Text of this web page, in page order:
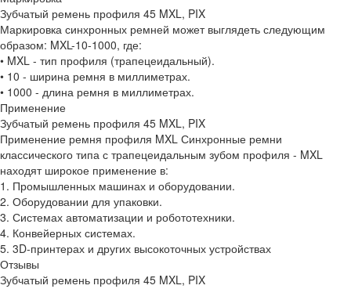
Зубчатый ремень профиля 45 MXL, PIX
Маркировка синхронных ремней может выглядеть следующим
образом: MXL-10-1000, где:
• MXL - тип профиля (трапецеидальный).
• 10 - ширина ремня в миллиметрах.
• 1000 - длина ремня в миллиметрах.
Применение
Зубчатый ремень профиля 45 MXL, PIX
Применение ремня профиля MXL Синхронные ремни
классического типа с трапецеидальным зубом профиля - MXL
находят широкое применение в:
1. Промышленных машинах и оборудовании.
2. Оборудовании для упаковки.
3. Системах автоматизации и робототехники.
4. Конвейерных системах.
5. 3D-принтерах и других высокоточных устройствах
Отзывы
Зубчатый ремень профиля 45 MXL, PIX